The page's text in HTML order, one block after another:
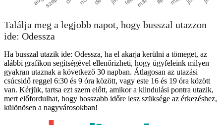
Találja meg a legjobb napot, hogy busszal utazzon
ide: Odessza
Ha busszal utazik ide: Odessza, ha el akarja kerülni a tömeget, az
alábbi grafikon segítségével ellenőrizheti, hogy ügyfeleink milyen
gyakran utaznak a következő 30 napban. Átlagosan az utazási
csúcsidő reggel 6:30 és 9 óra között, vagy este 16 és 19 óra között
van. Kérjük, tartsa ezt szem előtt, amikor a kiindulási pontra utazik,
mert előfordulhat, hogy hosszabb időre lesz szüksége az érkezéshez,
különösen a nagyvárosokban!